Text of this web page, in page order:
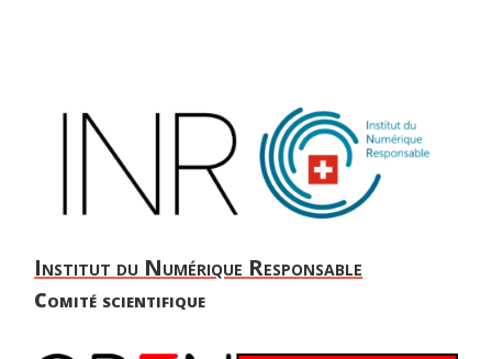
Institut du Numérique Responsable
Comité scientifique